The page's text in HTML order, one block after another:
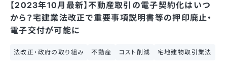
【2023年10月最新】不動産取引の電子契約化はいつ
から？宅建業法改正で重要事項説明書等の押印廃止・
電子交付が可能に
法改正・政府の取り組み 不動産 コスト削減 宅地建物取引業法